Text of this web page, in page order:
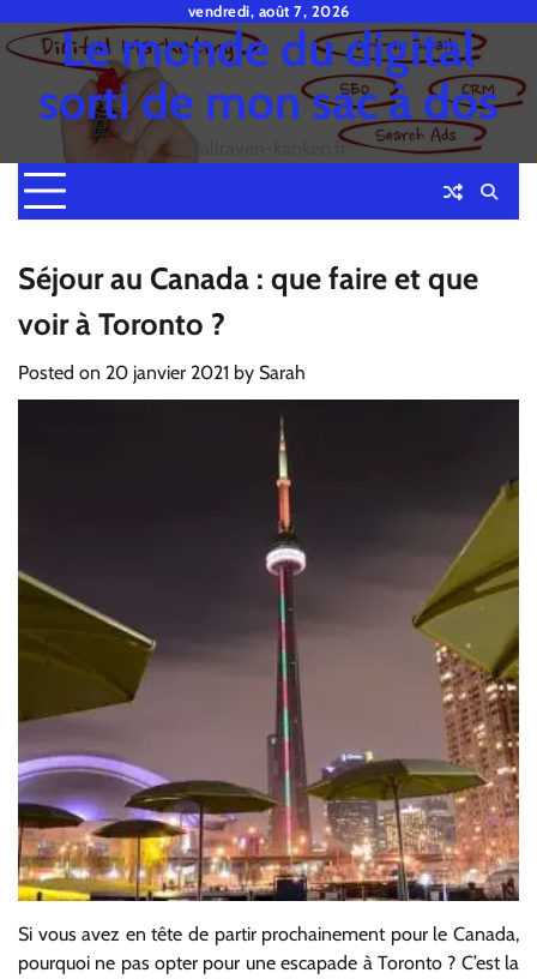
to
content
vendredi, août 7, 2026
Le monde du digital
sorti de mon sac à dos
fjallraven-kanken.fr
Séjour au Canada : que faire et que
voir à Toronto ?
Posted on 20 janvier 2021 by Sarah
Si vous avez en tête de partir prochainement pour le Canada,
pourquoi ne pas opter pour une escapade à Toronto ? C’est la